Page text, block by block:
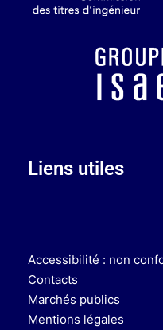
Liens utiles
Accessibilité : non
Contacts
Marchés publics
Mentions légales